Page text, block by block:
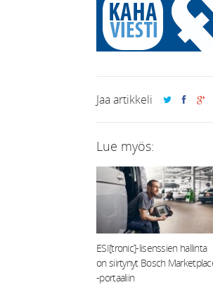
Jaa artikkeli
Lue myös:
ESI[tronic]-lisenssien hallinta
on siirtynyt Bosch
-portaaliin